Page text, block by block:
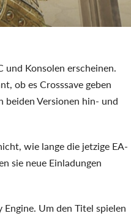
und Konsolen erscheinen.
ob es Crosssave geben
beiden Versionen hin- und
wie lange die jetzige EA-
sie neue Einladungen
Um den Titel spielen